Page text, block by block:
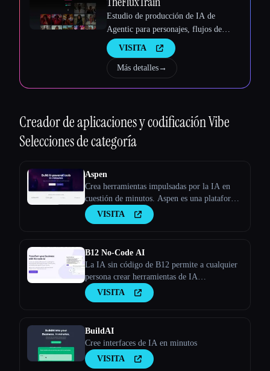
Estudio de producción de IA de
Agentic para personajes, flujos de
trabajo y vídeos coherentes
VISITA
Más detalles→
Creador de aplicaciones y codificación Vibe
Selecciones de categoría
Aspen
Crea herramientas impulsadas por la IA en
cuestión de minutos. Aspen es una plataforma
sin código para crear aplicaciones web
impulsadas por la IA.
VISITA
B12 No-Code AI
La IA sin código de B12 permite a cualquier
persona crear herramientas de IA
personalizadas en minutos. Pase de usar IA a
crear su propia herramienta de IA en minutos
VISITA
BuildAI
Cree interfaces de IA en minutos
VISITA